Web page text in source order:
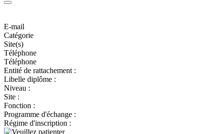
E-mail
Catégorie
Site(s)
Téléphone
Téléphone
Entité de rattachement :
Libelle diplôme :
Niveau :
Site :
Fonction :
Programme d'échange :
Régime d'inscription :